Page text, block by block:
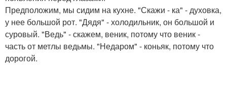
Предположим, мы сидим на кухне. "Скажи - ка" - духовка,
у нее большой рот. "Дядя" - холодильник, он большой и
суровый. "Ведь" - скажем, веник, потому что веник -
часть от метлы ведьмы. "Недаром" - коньяк, потому что
дорогой.